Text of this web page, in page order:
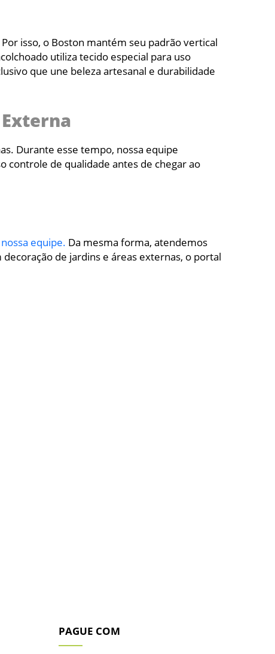
isso, o Boston mantém seu padrão vertical
utiliza tecido especial para uso
que une beleza artesanal e durabilidade
Durante esse tempo, nossa equipe
controle de qualidade antes de chegar ao
equipe. Da mesma forma, atendemos
de jardins e áreas externas, o portal
PAGUE COM